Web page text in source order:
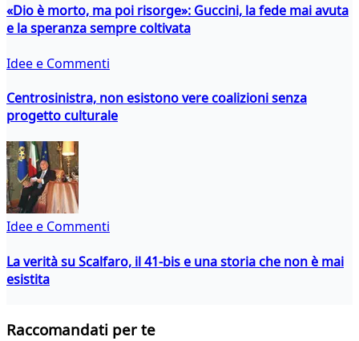
«Dio è morto, ma poi risorge»: Guccini, la fede mai avuta
e la speranza sempre coltivata
Idee e Commenti
Centrosinistra, non esistono vere coalizioni senza
progetto culturale
Idee e Commenti
La verità su Scalfaro, il 41-bis e una storia che non è mai
esistita
Raccomandati per te